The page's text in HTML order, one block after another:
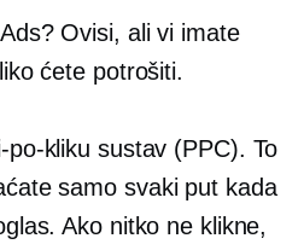
Ovisi, ali vi imate
ćete potrošiti.
po-kliku sustav (PPC). To
samo svaki put kada
Ako nitko ne klikne,